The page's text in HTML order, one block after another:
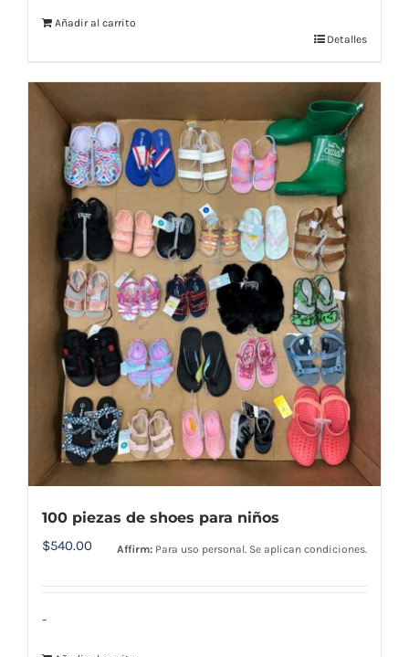
Añadir al carrito
Detalles
100 piezas de shoes para niños
$540.00 Affirm: Para uso personal. Se aplican condiciones.
-